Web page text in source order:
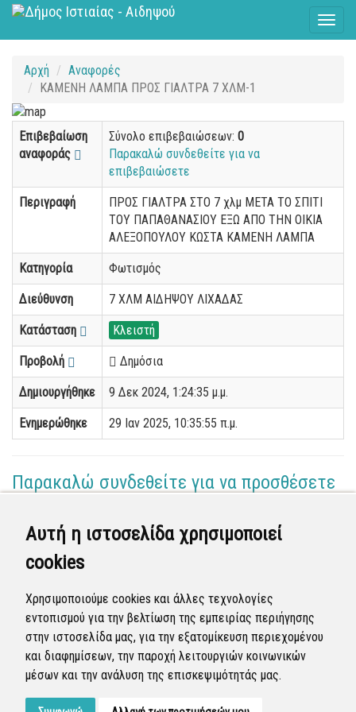
Αυτή η ιστοσελίδα χρησιμοποιεί
cookies
Χρησιμοποιούμε cookies και άλλες τεχνολογίες
εντοπισμού για την βελτίωση της εμπειρίας περιήγησης
στην ιστοσελίδα μας, για την εξατομίκευση περιεχομένου
και διαφημίσεων, την παροχή λειτουργιών κοινωνικών
μέσων και την ανάλυση της επισκεψιμότητάς μας.
Αρχή
Αναφορές
ΚΑΜΕΝΗ ΛΑΜΠΑ ΠΡΟΣ ΓΙΑΛΤΡΑ 7 ΧΛΜ-1
Επιβεβαίωση
αναφοράς
Σύνολο επιβεβαιώσεων: 0
Παρακαλώ συνδεθείτε για να
επιβεβαιώσετε
Περιγραφή
ΠΡΟΣ ΓΙΑΛΤΡΑ ΣΤΟ 7 χλμ ΜΕΤΑ ΤΟ ΣΠΙΤΙ
ΤΟΥ ΠΑΠΑΘΑΝΑΣΙΟΥ ΕΞΩ ΑΠΟ ΤΗΝ ΟΙΚΙΑ
ΑΛΕΞΟΠΟΥΛΟΥ ΚΩΣΤΑ ΚΑΜΕΝΗ ΛΑΜΠΑ
Κατηγορία Φωτισμός
Διεύθυνση 7 ΧΛΜ ΑΙΔΗΨΟΥ ΛΙΧΑΔΑΣ
Κατάσταση Κλειστή
Προβολή Δημόσια
Δημιουργήθηκε 9 Δεκ 2024, 1:24:35 μ.μ.
Ενημερώθηκε 29 Ιαν 2025, 10:35:55 π.μ.
Παρακαλώ συνδεθείτε για να προσθέσετε
(Επόπτης)
28 Ιαν 2025 - 17:31
Ολοκληρώθηκε η διεκπεραίωση της αναφοράς από
τον Δήμο.